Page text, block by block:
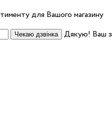
для Вашого магазину
Чекаю дзвінка
Дякую! Ваш